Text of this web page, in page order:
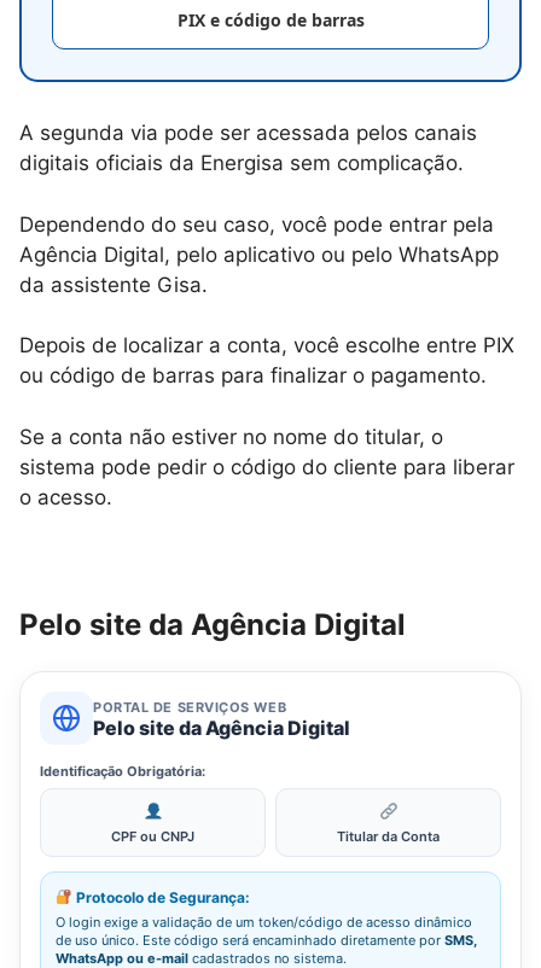
PIX e código de barras
A segunda via pode ser acessada pelos canais
digitais oficiais da Energisa sem complicação.
Dependendo do seu caso, você pode entrar pela
Agência Digital, pelo aplicativo ou pelo WhatsApp
da assistente Gisa.
Depois de localizar a conta, você escolhe entre PIX
ou código de barras para finalizar o pagamento.
Se a conta não estiver no nome do titular, o
sistema pode pedir o código do cliente para liberar
o acesso.
Pelo site da Agência Digital
PORTAL DE SERVIÇOS WEB
Pelo site da Agência Digital
Identificação Obrigatória:
CPF ou CNPJ Titular da Conta
Protocolo de Segurança:
O login exige a validação de um token/código de acesso dinâmico
de uso único. Este código será encaminhado diretamente por SMS,
WhatsApp ou e-mail cadastrados no sistema.